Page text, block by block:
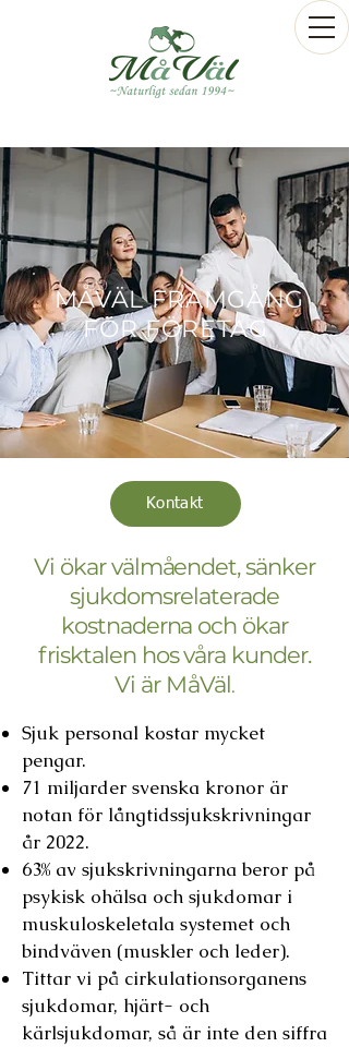
MÅVÄL FRAMGÅNG
FÖR FÖRETAG
Kontakt
Vi ökar välmåendet, sänker
sjukdomsrelaterade
kostnaderna och ökar
frisktalen hos våra kunder.
Vi är MåVäl.
Sjuk personal kostar mycket
pengar.
71 miljarder svenska kronor är
notan för långtidssjukskrivningar
år 2022.
63% av sjukskrivningarna beror på
psykisk ohälsa och sjukdomar i
muskuloskeletala systemet och
bindväven (muskler och leder).
Tittar vi på cirkulationsorganens
sjukdomar, hjärt- och
kärlsjukdomar, så är inte den siffra